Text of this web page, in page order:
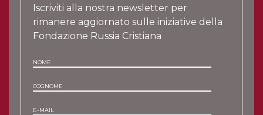
Iscriviti alla nostra newsletter per
rimanere aggiornato sulle iniziative della
Fondazione Russia Cristiana
NOME
COGNOME
E-MAIL